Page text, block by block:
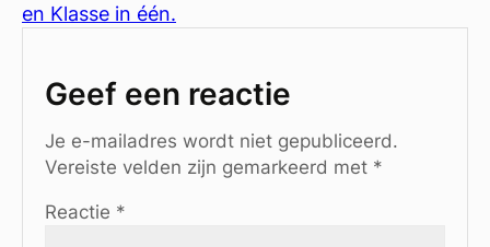
en Klasse in één.
Geef een reactie
Je e-mailadres wordt niet gepubliceerd.
Vereiste velden zijn gemarkeerd met *
Reactie *